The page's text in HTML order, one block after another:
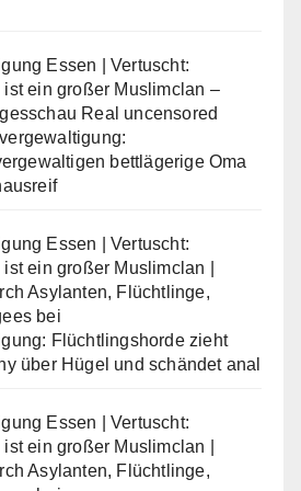
Essen | Vertuscht:
ist ein großer Muslimclan –
Real uncensored
bettlägerige Oma
Essen | Vertuscht:
ein großer Muslimclan |
Asylanten, Flüchtlinge,
bei
Flüchtlingshorde zieht
über Hügel und schändet anal
Essen | Vertuscht:
ein großer Muslimclan |
Asylanten, Flüchtlinge,